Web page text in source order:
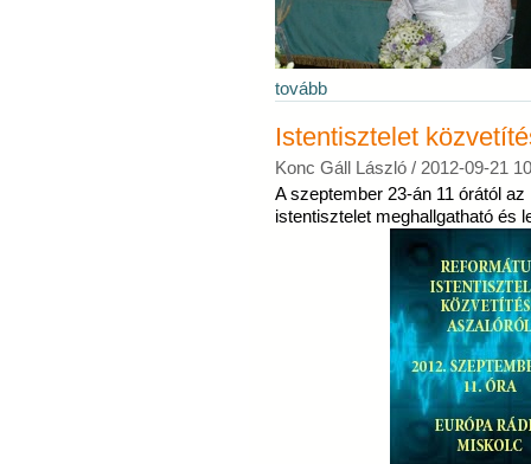
tovább
Istentisztelet
Konc Gáll László / 2012-09-21
A szeptember 23-án 11 órától
istentisztelet meghallgatható és